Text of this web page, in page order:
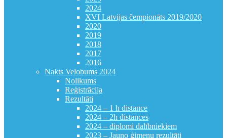
2024
XVI Latvijas čempionāts 2019/2020
2020
2019
2018
2017
2016
Nakts Velobums 2024
Nolikums
Reģistrācija
Rezultāti
2024 – 1 h distance
2024 – 2h distances
2024 – diplomi dalībniekiem
2023 – Jauno ģimeņu rezultāti